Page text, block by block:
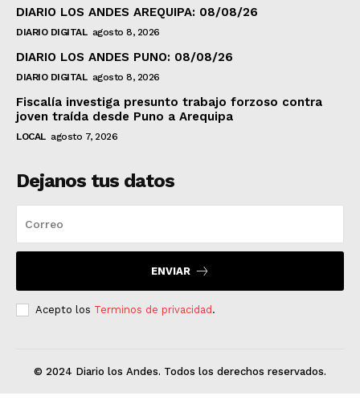
DIARIO LOS ANDES AREQUIPA: 08/08/26
DIARIO DIGITAL agosto 8, 2026
DIARIO LOS ANDES PUNO: 08/08/26
DIARIO DIGITAL agosto 8, 2026
Fiscalía investiga presunto trabajo forzoso contra
joven traída desde Puno a Arequipa
LOCAL agosto 7, 2026
Dejanos tus datos
ENVIAR
Acepto los Terminos de privacidad.
© 2024 Diario los Andes. Todos los derechos reservados.